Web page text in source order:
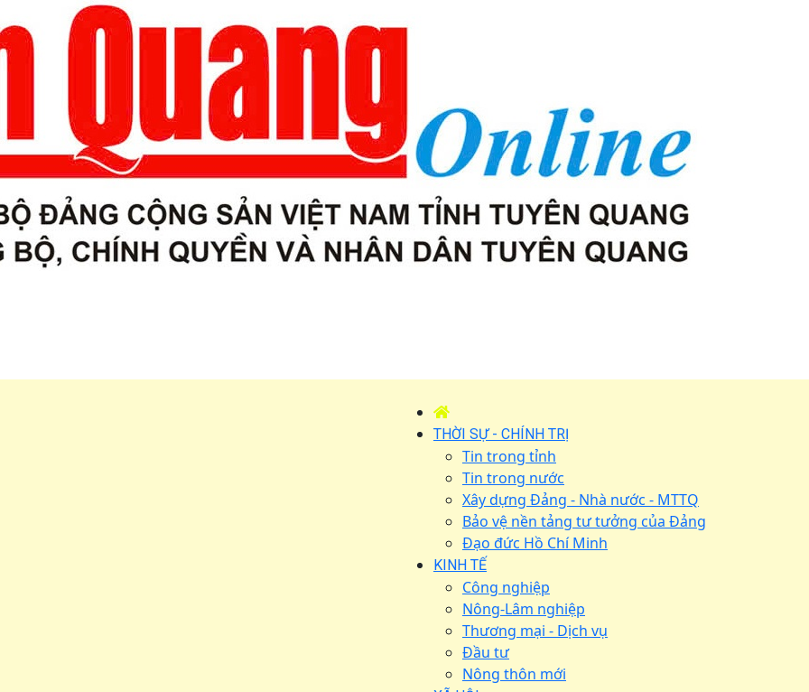
THỜI SỰ - CHÍNH TRỊ
Tin trong tỉnh
Tin trong nước
Xây dựng Đảng - Nhà nước - MTTQ
Bảo vệ nền tảng tư tưởng của Đảng
Đạo đức Hồ Chí Minh
KINH TẾ
Công nghiệp
Nông-Lâm nghiệp
Thương mại - Dịch vụ
Đầu tư
Nông thôn mới